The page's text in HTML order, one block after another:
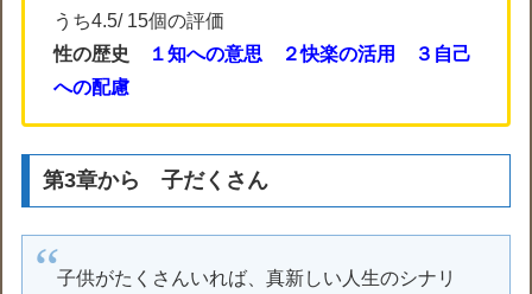
うち4.5/ 15個の評価
性の歴史
１知への意思 ２快楽の活用
３自己
への配慮
第3章から 子だくさん
子供がたくさんいれば、真新しい人生のシナリ